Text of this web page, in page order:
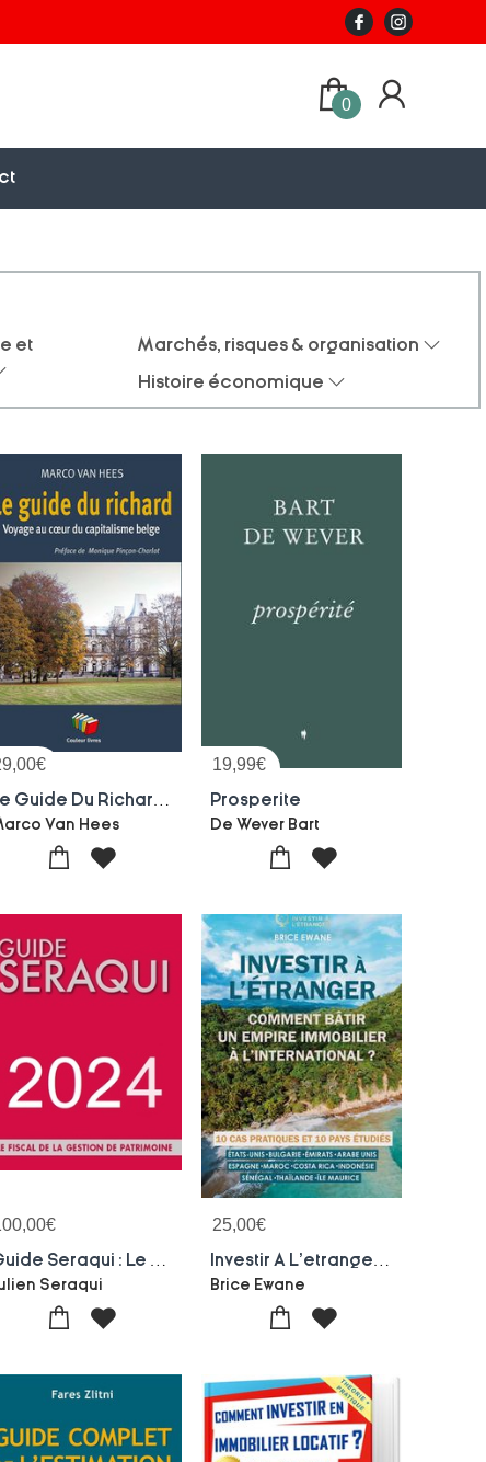
0
et
Marchés, risques & organisation
Histoire économique
€
Van Hees
19,99€
Prosperite
De Wever Bart
€
Seraqui
25,00€
Brice Ewane